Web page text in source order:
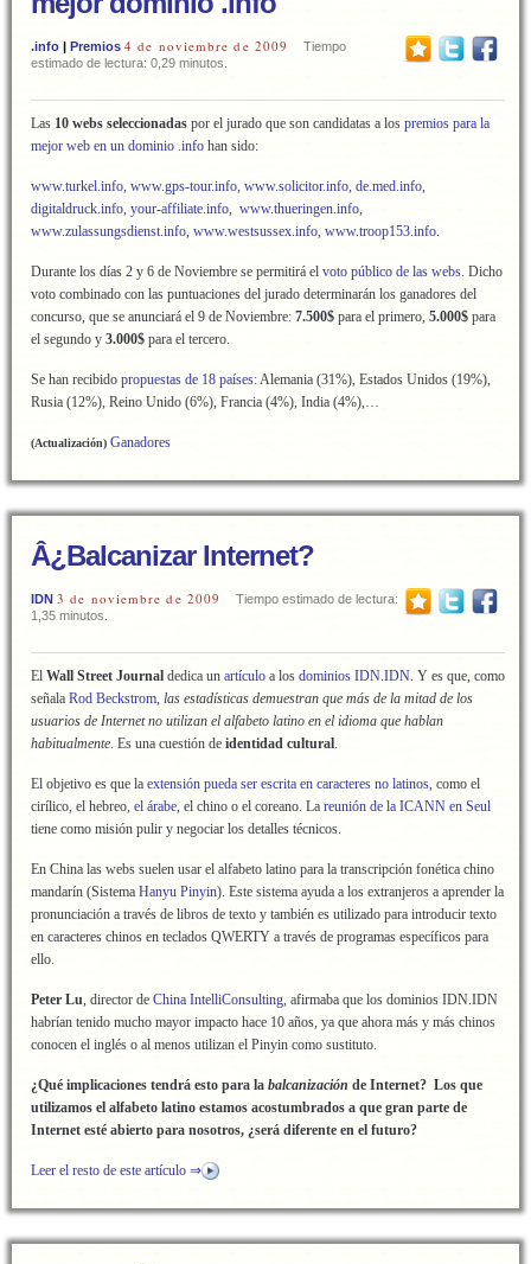
.info | Premios 4 de noviembre de 2009
Tiempo
estimado de lectura: 0,29 minutos.
Las 10 webs seleccionadas por el jurado que son candidatas a los premios para la
mejor web en un dominio .info han sido:
www.turkel.info, www.gps-tour.info, www.solicitor.info, de.med.info,
digitaldruck.info, your-affiliate.info, www.thueringen.info,
www.zulassungsdienst.info, www.westsussex.info, www.troop153.info.
Durante los días 2 y 6 de Noviembre se permitirá el voto público de las webs. Dicho
voto combinado con las puntuaciones del jurado determinarán los ganadores del
concurso, que se anunciará el 9 de Noviembre: 7.500$ para el primero, 5.000$ para
el segundo y 3.000$ para el tercero.
Se han recibido propuestas de 18 países: Alemania (31%), Estados Unidos (19%),
Rusia (12%), Reino Unido (6%), Francia (4%), India (4%),…
(Actualización) Ganadores
Â¿Balcanizar Internet?
IDN 3 de noviembre de 2009
Tiempo estimado de lectura:
1,35 minutos.
El Wall Street Journal dedica un artículo a los dominios IDN.IDN. Y es que, como
señala Rod Beckstrom, las estadísticas demuestran que más de la mitad de los
usuarios de Internet no utilizan el alfabeto latino en el idioma que hablan
habitualmente. Es una cuestión de identidad cultural.
El objetivo es que la extensión pueda ser escrita en caracteres no latinos, como el
cirílico, el hebreo, el árabe, el chino o el coreano. La reunión de la ICANN en Seul
tiene como misión pulir y negociar los detalles técnicos.
En China las webs suelen usar el alfabeto latino para la transcripción fonética chino
mandarín (Sistema Hanyu Pinyin). Este sistema ayuda a los extranjeros a aprender la
pronunciación a través de libros de texto y también es utilizado para introducir texto
en caracteres chinos en teclados QWERTY a través de programas específicos para
ello.
Peter Lu, director de China IntelliConsulting, afirmaba que los dominios IDN.IDN
habrían tenido mucho mayor impacto hace 10 años, ya que ahora más y más chinos
conocen el inglés o al menos utilizan el Pinyin como sustituto.
¿Qué implicaciones tendrá esto para la balcanización de Internet? Los que
utilizamos el alfabeto latino estamos acostumbrados a que gran parte de
Internet esté abierto para nosotros, ¿será diferente en el futuro?
Leer el resto de este artículo ⇒